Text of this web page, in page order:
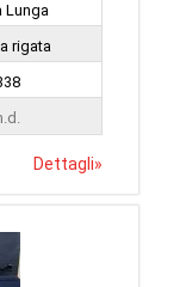
Lunga
rigata
Dettagli»